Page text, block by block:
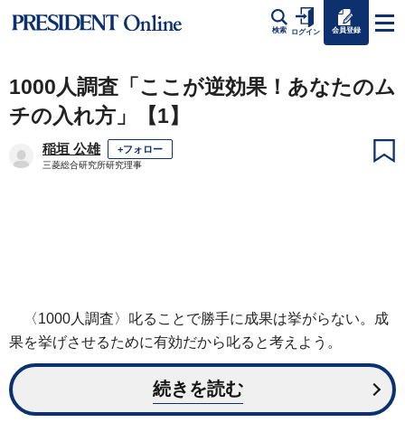
検索 ログイン 会員登録
1000人調査「ここが逆効果！あなたのム
チの入れ方」【1】
稲垣 公雄 +フォロー
三菱総合研究所研究理事
〈1000人調査〉叱ることで勝手に成果は挙がらない。成
果を挙げさせるために有効だから叱ると考えよう。
続きを読む